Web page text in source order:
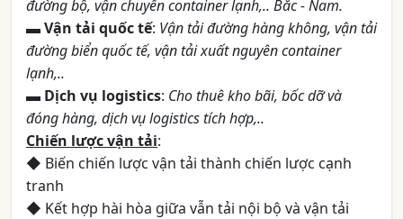
đường bộ, vận chuyển container lạnh,.. Bắc - Nam.
▬Vận tải quốc tế: Vận tải đường hàng không, vận tải
đường biển quốc tế, vận tải xuất nguyên container
lạnh,..
▬ Dịch vụ logistics: Cho thuê kho bãi, bốc dỡ và
đóng hàng, dịch vụ logistics tích hợp,..
Chiến lược vận tải:
◆ Biến chiến lược vận tải thành chiến lược cạnh
tranh
◆ Kết hợp hài hòa giữa vẫn tải nội bộ và vận tải